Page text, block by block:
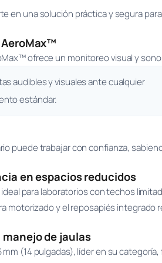
en una solución práctica y segura
ofrece un monitoreo visual y
audibles y visuales ante cualquier
estándar.
puede trabajar con confianza,
en espacios reducidos
para laboratorios con techos
motorizado y el reposapiés
de jaulas
(14 pulgadas), líder en su